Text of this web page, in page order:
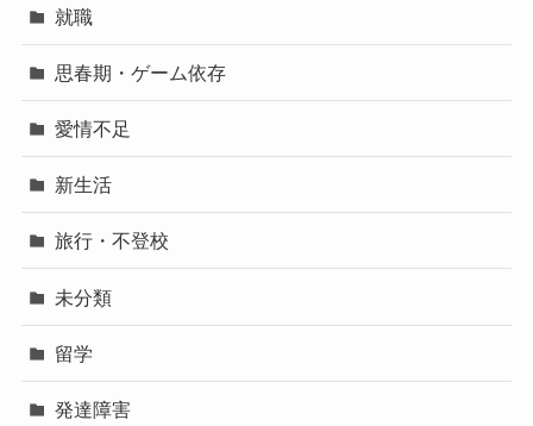
就職
思春期・ゲーム依存
愛情不足
新生活
旅行・不登校
未分類
留学
発達障害